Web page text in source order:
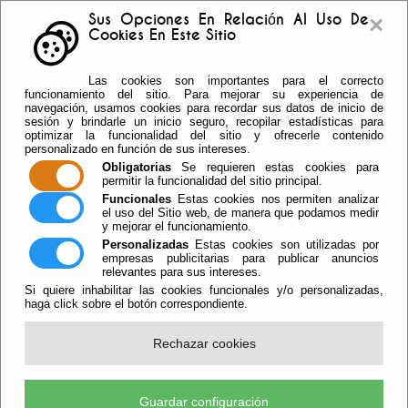
×
Sus Opciones En Relación Al Uso De
Cookies En Este Sitio
Las cookies son importantes para el correcto
funcionamiento del sitio. Para mejorar su experiencia de
navegación, usamos cookies para recordar sus datos de inicio de
sesión y brindarle un inicio seguro, recopilar estadísticas para
optimizar la funcionalidad del sitio y ofrecerle contenido
personalizado en función de sus intereses.
Obligatorias Se requieren estas cookies para
permitir la funcionalidad del sitio principal.
Funcionales Estas cookies nos permiten analizar
el uso del Sitio web, de manera que podamos medir
y mejorar el funcionamiento.
Personalizadas Estas cookies son utilizadas por
empresas publicitarias para publicar anuncios
relevantes para sus intereses.
Si quiere inhabilitar las cookies funcionales y/o personalizadas,
haga click sobre el botón correspondiente.
Rechazar cookies
Guardar configuración
Telf: 950.55.30.69 -
950.55.36.37 Fax: 950.55.35.41
Escuchar
Una Campaña Preventiva De